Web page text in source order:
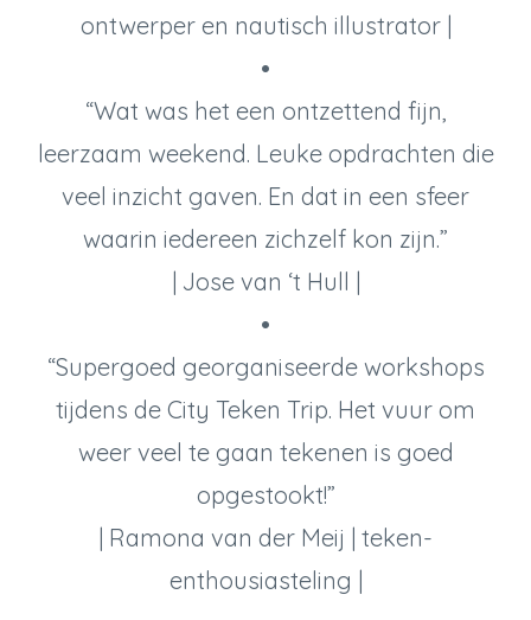
ontwerper en nautisch illustrator |
•
“Wat was het een ontzettend fijn,
leerzaam weekend. Leuke opdrachten die
veel inzicht gaven. En dat in een sfeer
waarin iedereen zichzelf kon zijn.”
| Jose van ‘t Hull |
•
“Supergoed georganiseerde workshops
tijdens de City Teken Trip. Het vuur om
weer veel te gaan tekenen is goed
opgestookt!”
| Ramona van der Meij | teken-
enthousiasteling |